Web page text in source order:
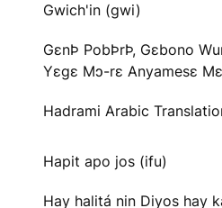
Gwich'in (gwi)
GɛnÞ PobÞrÞ, Gɛbono
Yɛgɛ Mɔ-rɛ Anyamesɛ
Hadrami Arabic
Hapit apo jos (ifu)
Hay halitá nin Diyos hay